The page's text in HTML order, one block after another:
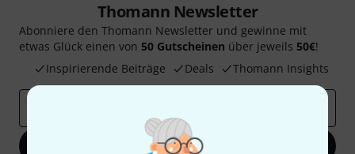
Thomann Newsletter
Abonniere den Thomann Newsletter und gewinne mit
etwas Glück einen von 50 Gutscheinen über jeweils 50€!
Inspirierende Beiträge
Deals Thomann Insights
Jetzt anmelden